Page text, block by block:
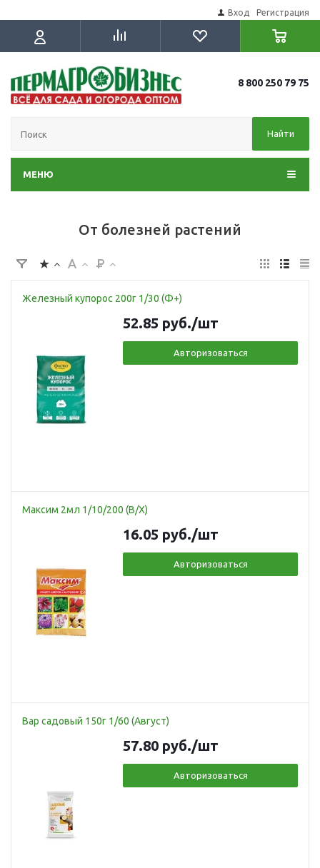
Вход Регистрация
8 800 250 79 75
Найти
МЕНЮ
От болезней растений
Железный купорос 200г 1/30 (Ф+)
52.85 руб./шт
Авторизоваться
Максим 2мл 1/10/200 (В/Х)
16.05 руб./шт
Авторизоваться
Вар садовый 150г 1/60 (Август)
57.80 руб./шт
Авторизоваться